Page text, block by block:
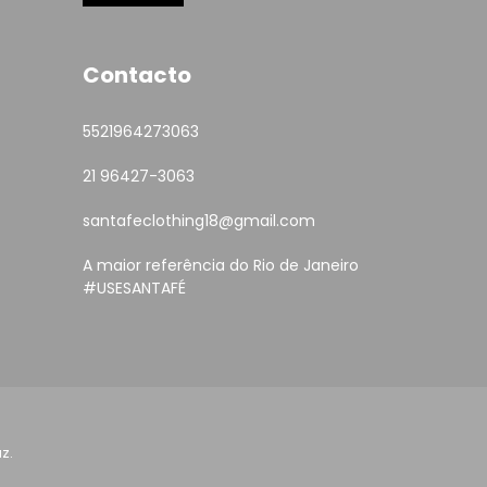
Contacto
5521964273063
21 96427-3063
santafeclothing18@gmail.com
A maior referência do Rio de Janeiro
#USESANTAFÉ